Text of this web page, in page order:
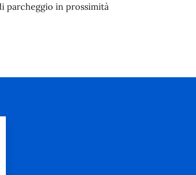
parcheggio in prossimità